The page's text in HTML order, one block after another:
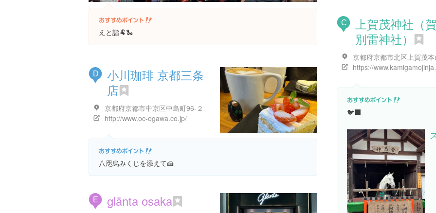
えと詣🐏🐍
C
上賀茂神社（
別雷神社）
https://
🐦‍⬛
D
小川珈琲 京都三条
店
京都府京都市中京区中島町96-２
http://www.oc-ogawa.co.jp/
八咫烏みくじを添えて🍰
E glänta osaka